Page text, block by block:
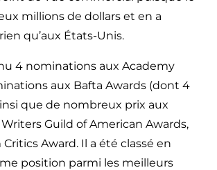
millions de dollars et en a
qu’aux États-Unis.
4 nominations aux Academy
aux Bafta Awards (dont 4
que de nombreux prix aux
Guild of American Awards,
Award. Il a été classé en
position parmi les meilleurs